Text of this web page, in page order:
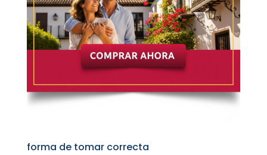
forma de tomar correcta